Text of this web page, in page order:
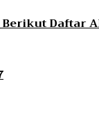
Daftar